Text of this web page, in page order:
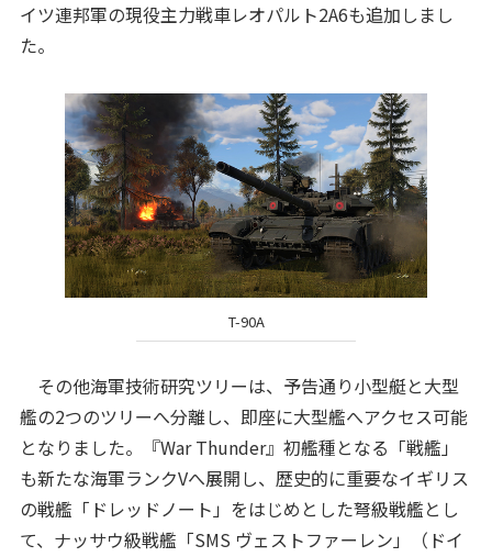
イツ連邦軍の現役主力戦車レオパルト2A6も追加しまし
た。
T-90A
その他海軍技術研究ツリーは、予告通り小型艇と大型
艦の2つのツリーへ分離し、即座に大型艦へアクセス可能
となりました。『War Thunder』初艦種となる「戦艦」
も新たな海軍ランクVへ展開し、歴史的に重要なイギリス
の戦艦「ドレッドノート」をはじめとした弩級戦艦とし
て、ナッサウ級戦艦「SMS ヴェストファーレン」（ドイ